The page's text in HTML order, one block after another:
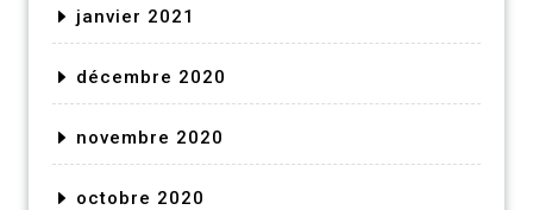
janvier 2021
décembre 2020
novembre 2020
octobre 2020